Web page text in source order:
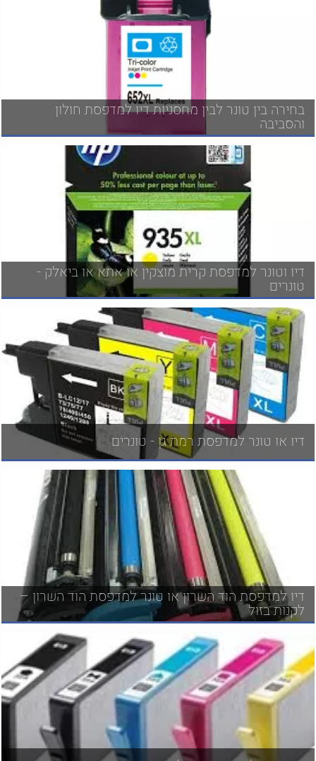
בחירה בין טונר לבין מחסניות דיו למדפסת חולון
והסביבה
דיו וטונר למדפסת קרית מוצקין או אתא או ביאלק -
טונרים
דיו או טונר למדפסת רמת גן - טונרים
דיו למדפסת הוד השרון או טונר למדפסת הוד השרון –
לקנות בזול